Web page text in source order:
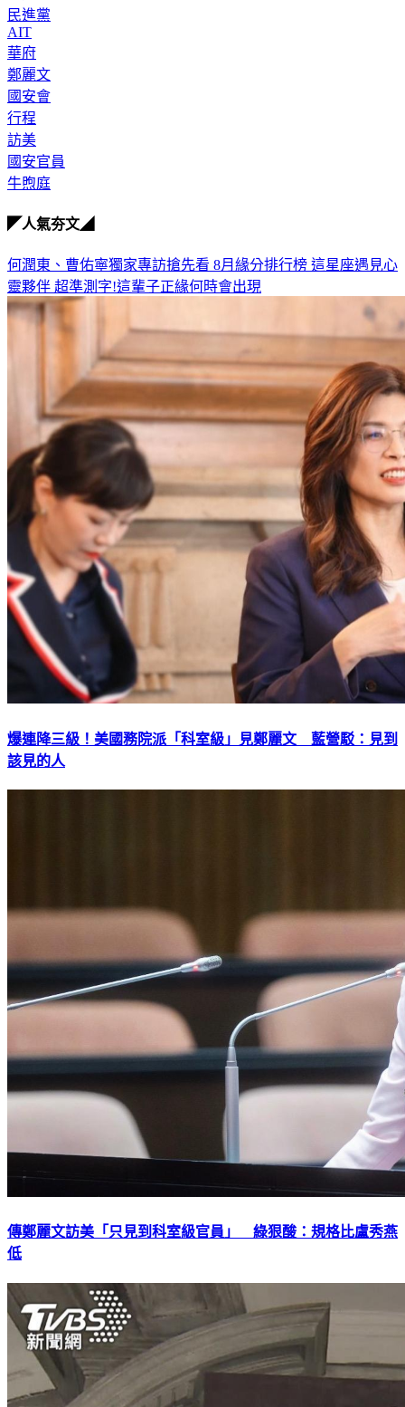
民進黨
AIT
華府
鄭麗文
國安會
行程
訪美
國安官員
牛煦庭
◤人氣夯文◢
何潤東、曹佑寧獨家專訪搶先看 8月緣分排行榜 這星座遇見心
靈夥伴 超準測字!這輩子正緣何時會出現
爆連降三級！美國務院派「科室級」見鄭麗文 藍營駁：見到
該見的人
傳鄭麗文訪美「只見到科室級官員」 綠狠酸：規格比盧秀燕
低